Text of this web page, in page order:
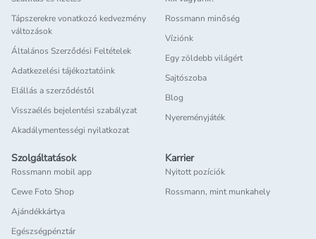
Tápszerekre vonatkozó kedvezmény
változások
Általános Szerződési Feltételek
Adatkezelési tájékoztatóink
Elállás a szerződéstől
Visszaélés bejelentési szabályzat
Akadálymentességi nyilatkozat
Rossmann minőség
Víziónk
Egy zöldebb világért
Sajtószoba
Blog
Nyereményjáték
Szolgáltatások
Rossmann mobil app
Cewe Foto Shop
Ajándékkártya
Egészségpénztár
Karrier
Nyitott pozíciók
Rossmann, mint munkahely